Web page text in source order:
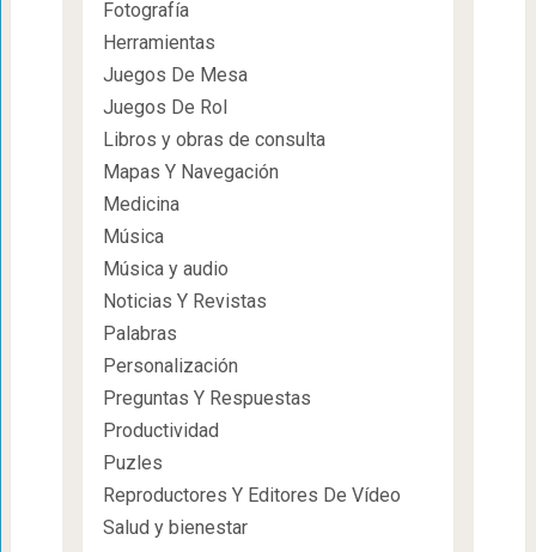
Fotografía
Herramientas
Juegos De Mesa
Juegos De Rol
Libros y obras de consulta
Mapas Y Navegación
Medicina
Música
Música y audio
Noticias Y Revistas
Palabras
Personalización
Preguntas Y Respuestas
Productividad
Puzles
Reproductores Y Editores De Vídeo
Salud y bienestar